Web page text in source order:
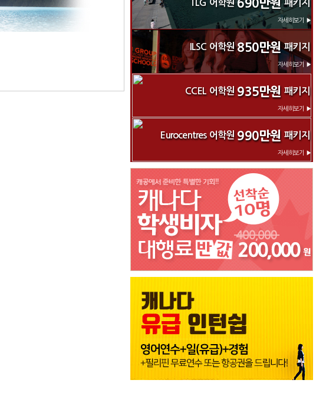
TLG 어학원 690만원 패키지
자세히보기 ▶
ILSC 어학원 850만원 패키지
자세히보기 ▶
CCEL 어학원 935만원 패키지
자세히보기 ▶
Eurocentres 어학원 990만원 패키지
자세히보기 ▶